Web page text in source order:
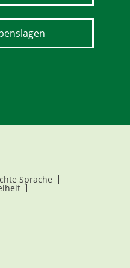
Sprache